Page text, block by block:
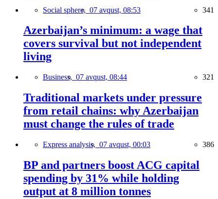
Social sphere, 07 avqust, 08:53 341
Azerbaijan’s minimum: a wage that
covers survival but not independent
living
Business, 07 avqust, 08:44 321
Traditional markets under pressure
from retail chains: why Azerbaijan
must change the rules of trade
Express analysis, 07 avqust, 00:03 386
BP and partners boost ACG capital
spending by 31% while holding
output at 8 million tonnes